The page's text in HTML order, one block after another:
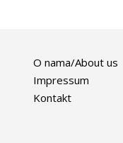
O nama/About us
Impressum
Kontakt